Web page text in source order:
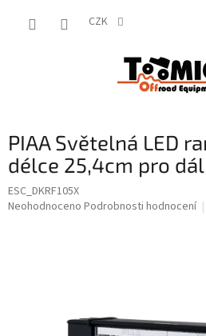
CZK
PIAA Světelná LED
délce 25,4cm pro
ESC_DKRF105X
Průměrné
Neohodnoceno Podrobnosti hodnocení